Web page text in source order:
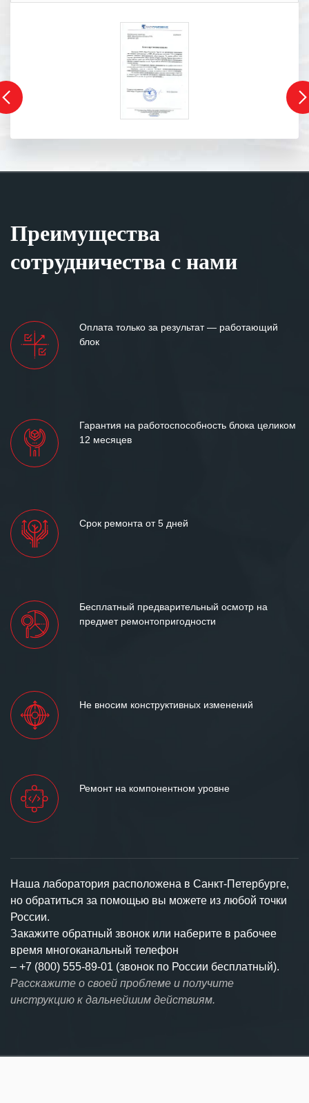
Преимущества
сотрудничества с нами
Оплата только за результат — работающий
блок
Гарантия на работоспособность блока целиком
12 месяцев
Срок ремонта от 5 дней
Бесплатный предварительный осмотр на
предмет ремонтопригодности
Не вносим конструктивных изменений
Ремонт на компонентном уровне
Наша лаборатория расположена в Санкт-Петербурге,
но обратиться за помощью вы можете из любой точки
России.
Закажите обратный звонок или наберите в рабочее
время многоканальный телефон
– +7 (800) 555-89-01 (звонок по России бесплатный).
Расскажите о своей проблеме и получите
инструкцию к дальнейшим действиям.